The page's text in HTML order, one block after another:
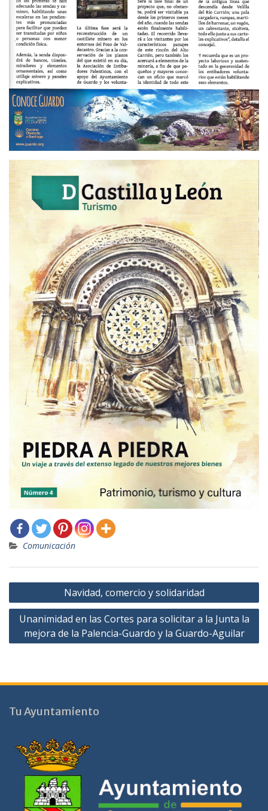
Comunicación
Navegación
de
entradas
Navidad, comercio y solidaridad
Unanimidad en las Cortes para solicitar a la Junta la
mejora de la Palencia-Guardo y la Guardo-Aguilar
Tu Ayuntamiento